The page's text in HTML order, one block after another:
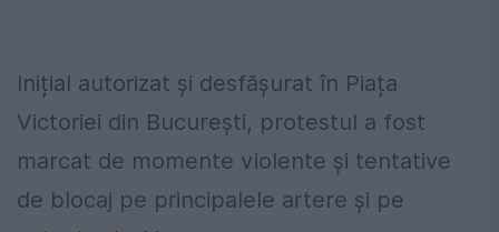
Inițial autorizat și desfășurat în Piața
Victoriei din București, protestul a fost
marcat de momente violente și tentative
de blocaj pe principalele artere și pe